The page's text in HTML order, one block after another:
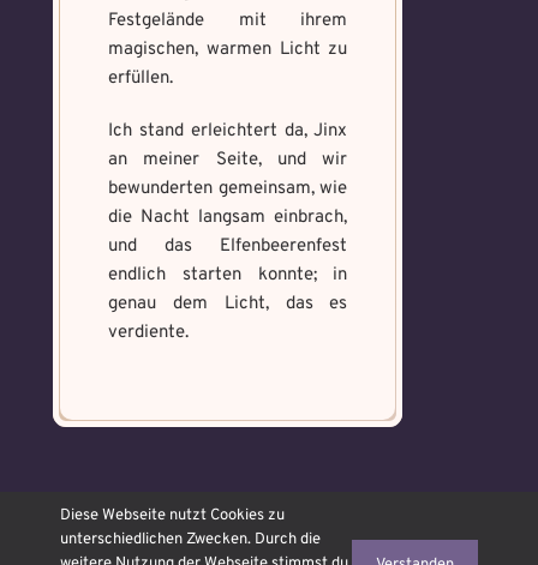
Festgelände mit ihrem
magischen, warmen Licht zu
erfüllen.
Ich stand erleichtert da, Jinx
an meiner Seite, und wir
bewunderten gemeinsam, wie
die Nacht langsam einbrach,
und das Elfenbeerenfest
endlich starten konnte; in
genau dem Licht, das es
verdiente.
© OJAMAJO Hexenschule
2026 ᛜ made with ❤ Icons
Freepik
from www.flaticon.com
Diese Webseite nutzt Cookies zu
unterschiedlichen Zwecken. Durch die